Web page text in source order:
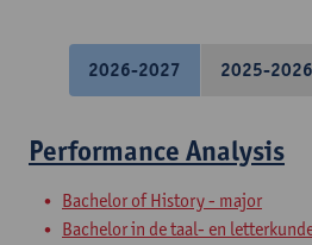
2026-2027 2025-2026
Performance Analysis
Bachelor of History - major
Bachelor in de taal- en